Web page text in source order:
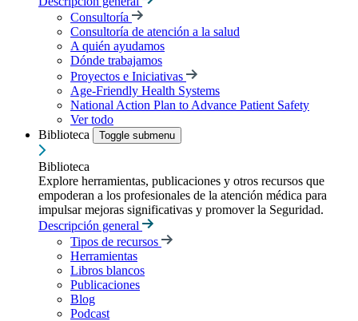
Consultoría
Consultoría de atención a la salud
A quién ayudamos
Dónde trabajamos
Proyectos e Iniciativas
Age-Friendly Health Systems
National Action Plan to Advance Patient Safety
Ver todo
Biblioteca
Toggle submenu
Biblioteca
Explore herramientas, publicaciones y otros recursos que
empoderan a los profesionales de la atención médica para
impulsar mejoras significativas y promover la Seguridad.
Descripción general
Tipos de recursos
Herramientas
Libros blancos
Publicaciones
Blog
Podcast